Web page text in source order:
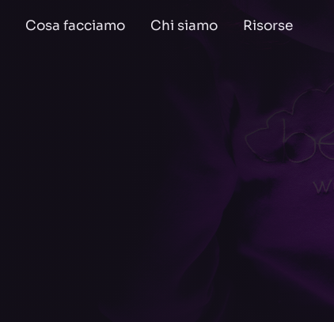
Cosa facciamo Chi siamo Risorse